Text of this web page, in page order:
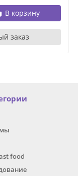
В корзину
заказ
food